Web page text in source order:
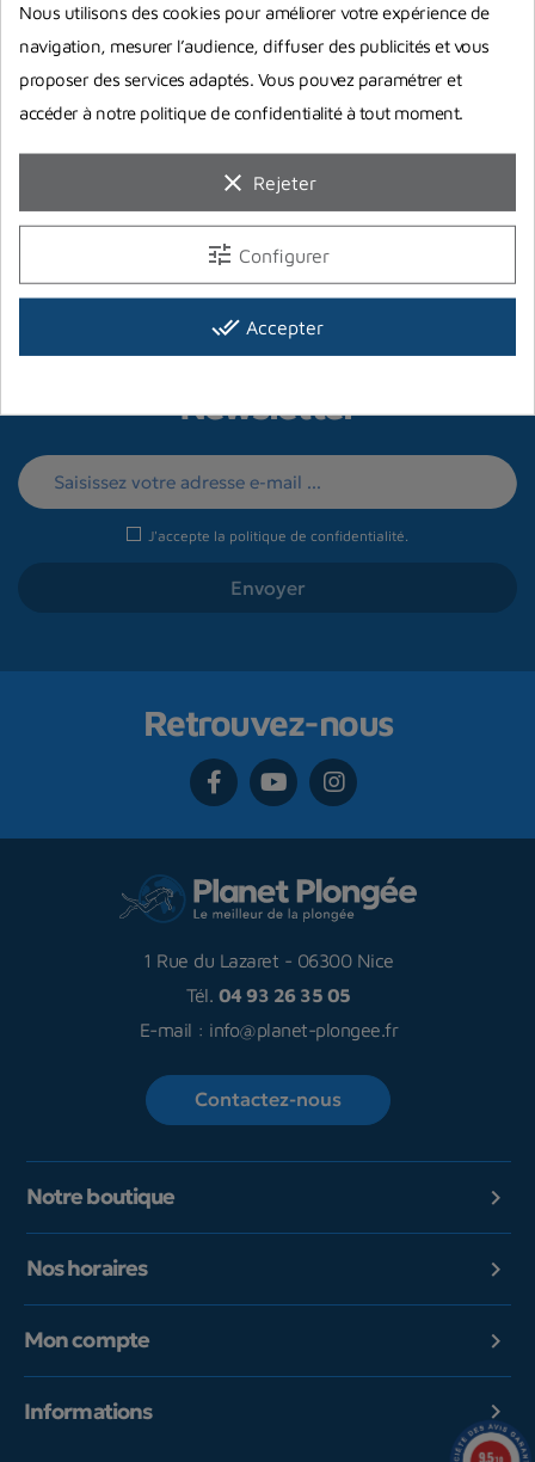
pour les produits en stock
Livraison gratuite en point
relais
produits long)
Boutique physique
ouverte du mardi au samedi par mail ou par téléphone
Newsletter
J'accepte la politique de confidentialité
Retrouvez-nous
1 Rue du Lazaret - 06300 Nice
Tél. 04 93 26 35 05
E-mail : info@planet-plongee.fr
Contactez-nous
Notre boutique 
Nos horaires 
Mon compte 
Informations 
Nous utilisons des cookies pour améliorer votre expérience de
navigation, mesurer l’audience, diffuser des publicités et vous
proposer des services adaptés. Vous pouvez paramétrer et
accéder à notre politique de confidentialité à tout moment.
clear Rejeter
tune Configurer
done_all Accepter
9.5/10